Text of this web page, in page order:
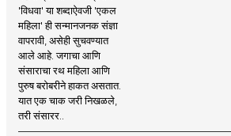
'विधवा' या शब्दाऐवजी 'एकल
महिला' ही सन्मानजनक संज्ञा
वापरावी, असेही सुचवण्यात
आले आहे. जगाचा आणि
संसाराचा रथ महिला आणि
पुरुष बरोबरीने हाकत असतात.
यात एक चाक जरी निखळले,
तरी संसारर..